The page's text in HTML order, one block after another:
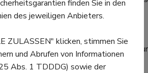
nur auf Rezept erhältlich, genauso wie
sollten vor allem bei mittleren bis
verschrieben werden. Eingenommen
medizinisches Fachpersonal sie zur
finden Sie in den
des jeweiligen Anbieters.
ZULASSEN" klicken, stimmen Sie
und Abrufen von Informationen
Abs. 1 TDDDG) sowie der